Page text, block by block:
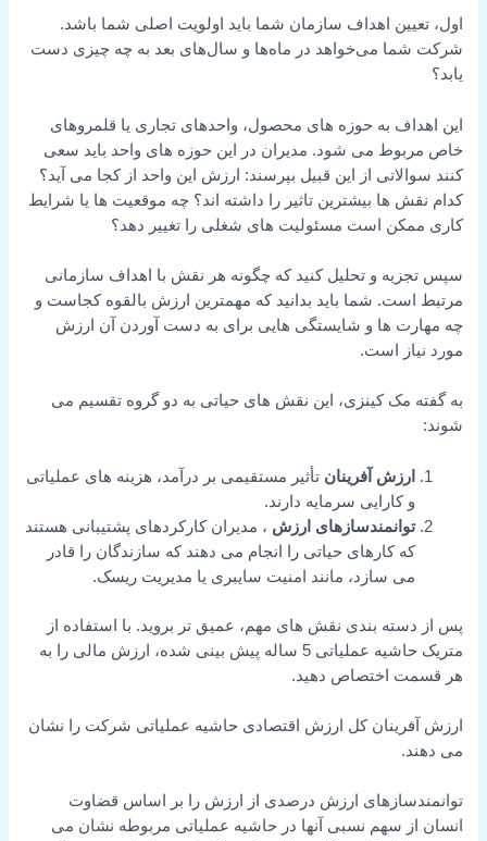
اول، تعیین اهداف سازمان شما باید اولویت اصلی شما باشد.
شرکت شما می‌خواهد در ماه‌ها و سال‌های بعد به چه چیزی دست
یابد؟
این اهداف به حوزه های محصول، واحدهای تجاری یا قلمروهای
خاص مربوط می شود. مدیران در این حوزه های واحد باید سعی
کنند سوالاتی از این قبیل بپرسند: ارزش این واحد از کجا می آید؟
کدام نقش ها بیشترین تاثیر را داشته اند؟ چه موقعیت ها یا شرایط
کاری ممکن است مسئولیت های شغلی را تغییر دهد؟
سپس تجزیه و تحلیل کنید که چگونه هر نقش با اهداف سازمانی
مرتبط است. شما باید بدانید که مهمترین ارزش بالقوه کجاست و
چه مهارت ها و شایستگی هایی برای به دست آوردن آن ارزش
مورد نیاز است.
به گفته مک کینزی، این نقش های حیاتی به دو گروه تقسیم می
شوند:
ارزش آفرینان تأثیر مستقیمی بر درآمد، هزینه های عملیاتی
و کارایی سرمایه دارند.
توانمندسازهای ارزش ، مدیران کارکردهای پشتیبانی هستند
که کارهای حیاتی را انجام می دهند که سازندگان را قادر
می سازد، مانند امنیت سایبری یا مدیریت ریسک.
پس از دسته بندی نقش های مهم، عمیق تر بروید. با استفاده از
متریک حاشیه عملیاتی 5 ساله پیش بینی شده، ارزش مالی را به
هر قسمت اختصاص دهید.
ارزش آفرینان کل ارزش اقتصادی حاشیه عملیاتی شرکت را نشان
می دهند.
توانمندسازهای ارزش درصدی از ارزش را بر اساس قضاوت
انسان از سهم نسبی آنها در حاشیه عملیاتی مربوطه نشان می